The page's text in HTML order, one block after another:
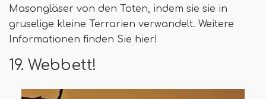
Masongläser von den Toten, indem sie sie in
gruselige kleine Terrarien verwandelt. Weitere
Informationen finden Sie hier!
19. Webbett!